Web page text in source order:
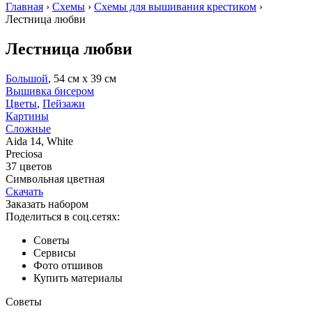
Главная › Схемы › Схемы для вышивания крестиком ›
Лестница любви
Лестница любви
Большой, 54 см х 39 см
Вышивка бисером
Цветы, Пейзажи
Картины
Сложные
Aida 14, White
Preciosa
37 цветов
Символьная цветная
Скачать
Заказать набором
Поделиться в соц.сетях:
Советы
Сервисы
Фото отшивов
Купить материалы
Советы